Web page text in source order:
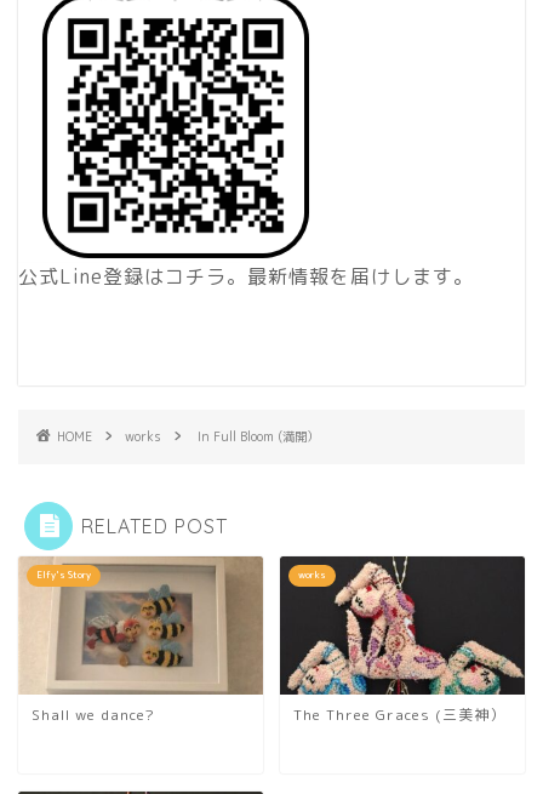
公式Line登録はコチラ。最新情報を届けします。
HOME works In Full Bloom (満開）
RELATED POST
Elfy's Story
Shall we dance?
works
The Three Graces (三美神）